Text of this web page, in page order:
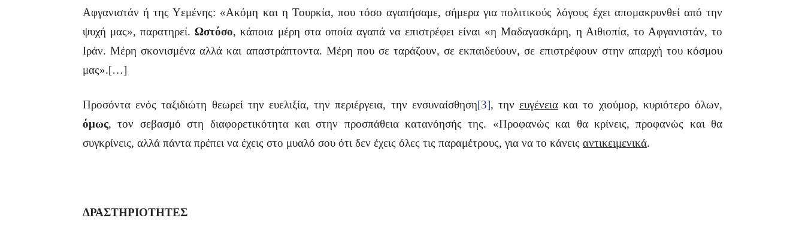
Αφγανιστάν ή της Υεμένης: «Ακόμη και η Τουρκία, που τόσο αγαπήσαμε, σήμερα για πολιτικούς λόγους έχει απομακρυνθεί από την
ψυχή μας», παρατηρεί.Ωστόσο, κάποια μέρη στα οποία αγαπά να επιστρέφει είναι «η Μαδαγασκάρη, η Αιθιοπία, το Αφγανιστάν, το
Ιράν. Μέρη σκονισμένα αλλά και απαστράπτοντα. Μέρη που σε ταράζουν, σε εκπαιδεύουν, σε επιστρέφουν στην απαρχή του κόσμου
μας».[…]
Προσόντα ενός ταξιδιώτη θεωρεί την ευελιξία, την περιέργεια, την ενσυναίσθηση[3], τηνευγένεια και το χιούμορ, κυριότερο όλων,
όμως, τον σεβασμό στη διαφορετικότητα και στην προσπάθεια κατανόησής της. «Προφανώς και θα κρίνεις, προφανώς και θα
συγκρίνεις, αλλά πάντα πρέπει να έχεις στο μυαλό σου ότι δεν έχεις όλες τις παραμέτρους, για να το κάνεις αντικειμενικά.
ΔΡΑΣΤΗΡΙΟΤΗΤΕΣ